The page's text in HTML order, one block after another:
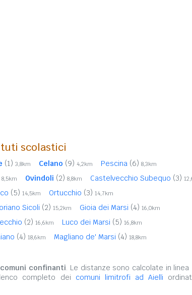
scolastici
(1) 3,8km Celano (9) 4,2km Pescina (6) 8,3km
8,5km Ovindoli (2) 8,8km Castelvecchio Subequo (3)
(5) 14,5km Ortucchio (3) 14,7km
Sicoli (2) 15,2km Gioia dei Marsi (4) 16,0km
(2) 16,6km Luco dei Marsi (5) 16,8km
(4) 18,6km Magliano de' Marsi (4) 18,8km
comuni confinanti. Le distanze sono calcolate in linea
completo dei comuni limitrofi ad Aielli